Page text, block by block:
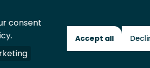
consent
Accept all